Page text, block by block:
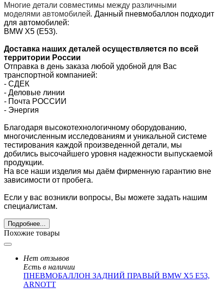
Многие детали совместимы между различными
моделями автомобилей. Данный пневмобаллон подходит
для автомобилей:
BMW X5 (E53).
Доставка наших деталей осуществляется по всей
территории России
Отправка в день заказа любой удобной для Вас
транспортной компанией:
- СДЕК
- Деловые линии
- Почта РОССИИ
- Энергия
Благодаря высокотехнологичному оборудованию,
многочисленным исследованиям и уникальной системе
тестирования каждой произведенной детали, мы
добились высочайшего уровня надежности выпускаемой
продукции.
На все наши изделия мы даём фирменную гарантию вне
зависимости от пробега.
Если у вас возникли вопросы, Вы можете задать нашим
специалистам.
Подробнее...
Похожие товары
Нет отзывов
Есть в наличии
ПНЕВМОБАЛЛОН ЗАДНИЙ ПРАВЫЙ BMW X5 E53,
ARNOTT